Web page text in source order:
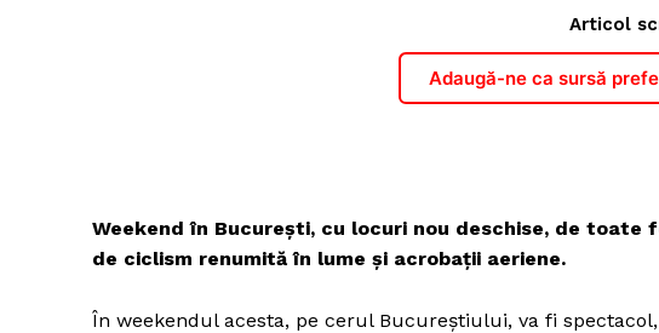
Articol
Adaugă-ne ca sursă
Weekend în București, cu locuri nou deschise, de toate
de ciclism renumită în lume și acrobații aeriene.
În weekendul acesta, pe cerul Bucureștiului, va fi